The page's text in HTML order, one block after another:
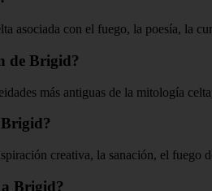
asociada con el fuego, la poesía, la
de Brigid?
más antiguas de la mitología
creativa, la sanación, el fuego
Brigid?